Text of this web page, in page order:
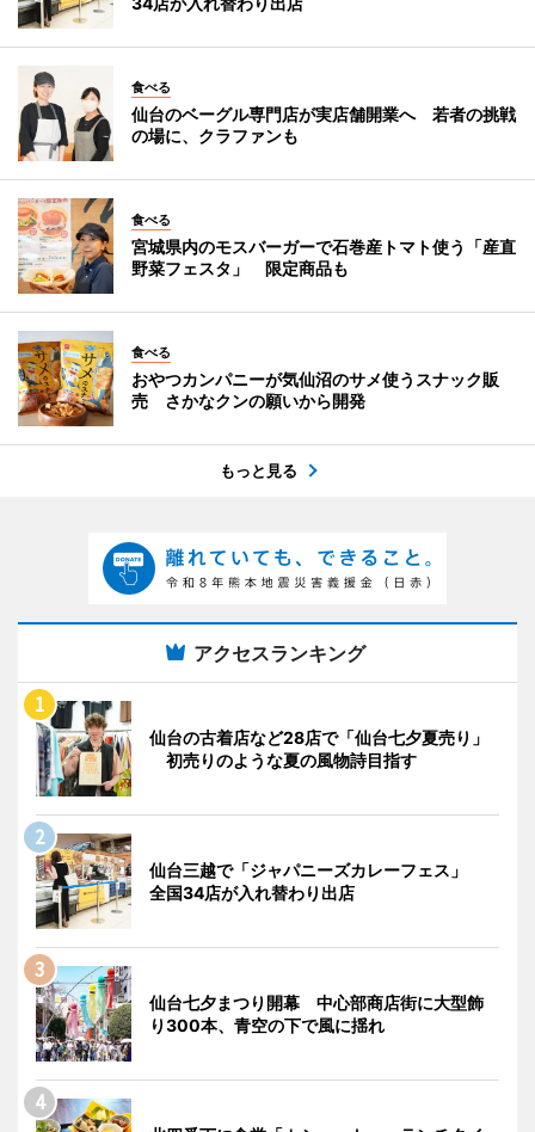
食べる
仙台のベーグル専門店が実店舗開業へ 若者の挑戦
の場に、クラファンも
食べる
宮城県内のモスバーガーで石巻産トマト使う「産直
野菜フェスタ」 限定商品も
食べる
おやつカンパニーが気仙沼のサメ使うスナック販
売 さかなクンの願いから開発
もっと見る
アクセスランキング
仙台の古着店など28店で「仙台七夕夏売り」
初売りのような夏の風物詩目指す
仙台三越で「ジャパニーズカレーフェス」
全国34店が入れ替わり出店
仙台七夕まつり開幕 中心部商店街に大型飾
り300本、青空の下で風に揺れ